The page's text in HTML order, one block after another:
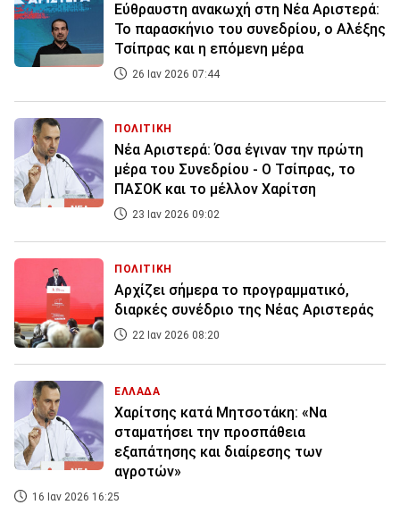
Εύθραυστη ανακωχή στη Νέα Αριστερά:
Το παρασκήνιο του συνεδρίου, ο Αλέξης
Τσίπρας και η επόμενη μέρα
26 Ιαν 2026 07:44
ΠΟΛΙΤΙΚΗ
Νέα Αριστερά: Όσα έγιναν την πρώτη
μέρα του Συνεδρίου - Ο Τσίπρας, το
ΠΑΣΟΚ και το μέλλον Χαρίτση
23 Ιαν 2026 09:02
ΠΟΛΙΤΙΚΗ
Αρχίζει σήμερα το προγραμματικό,
διαρκές συνέδριο της Νέας Αριστεράς
22 Ιαν 2026 08:20
ΕΛΛΑΔΑ
Χαρίτσης κατά Μητσοτάκη: «Να
σταματήσει την προσπάθεια
εξαπάτησης και διαίρεσης των
αγροτών»
16 Ιαν 2026 16:25